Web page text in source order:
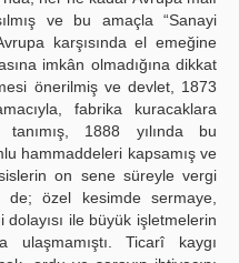
ve bu amaçla “Sanayi
karşısında el emeğine
imkân olmadığına dikkat
önerilmiş ve devlet, 1873
fabrika kuracaklara
1888 yılında bu
hammaddeleri kapsamış ve
on sene süreyle vergi
de; özel kesimde sermaye,
ile büyük işletmelerin
ulaşmamıştı. Ticarî kaygı